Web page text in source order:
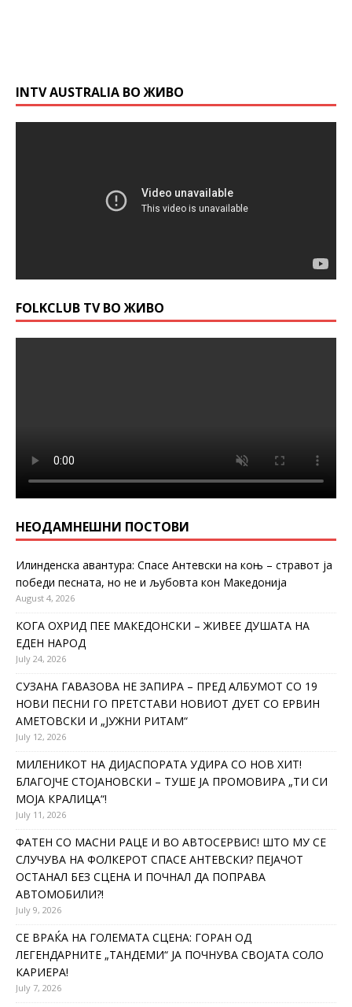
INTV AUSTRALIA ВО ЖИВО
FOLKCLUB TV ВО ЖИВО
НЕОДАМНЕШНИ ПОСТОВИ
Илинденска авантура: Спасе Антевски на коњ – стравот ја
победи песната, но не и љубовта кон Македонија
August 4, 2026
КОГА ОХРИД ПЕЕ МАКЕДОНСКИ – ЖИВЕЕ ДУШАТА НА
ЕДЕН НАРОД
July 24, 2026
СУЗАНА ГАВАЗОВА НЕ ЗАПИРА – ПРЕД АЛБУМОТ СО 19
НОВИ ПЕСНИ ГО ПРЕТСТАВИ НОВИОТ ДУЕТ СО ЕРВИН
АМЕТОВСКИ И „ЈУЖНИ РИТАМ“
July 12, 2026
МИЛЕНИКОТ НА ДИЈАСПОРАТА УДИРА СО НОВ ХИТ!
БЛАГОЈЧЕ СТОЈАНОВСКИ – ТУШЕ ЈА ПРОМОВИРА „ТИ СИ
МОЈА КРАЛИЦА“!
July 11, 2026
ФАТЕН СО МАСНИ РАЦЕ И ВО АВТОСЕРВИС! ШТО МУ СЕ
СЛУЧУВА НА ФОЛКЕРОТ СПАСЕ АНТЕВСКИ? ПЕЈАЧОТ
ОСТАНАЛ БЕЗ СЦЕНА И ПОЧНАЛ ДА ПОПРАВА
АВТОМОБИЛИ?!
July 9, 2026
СЕ ВРАЌА НА ГОЛЕМАТА СЦЕНА: ГОРАН ОД
ЛЕГЕНДАРНИТЕ „ТАНДЕМИ“ ЈА ПОЧНУВА СВОЈАТА СОЛО
КАРИЕРА!
July 7, 2026